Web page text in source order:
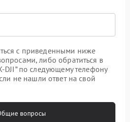
с приведенными ниже
либо обратиться в
DJI” по следующему телефону
не нашли ответ на свой
вопросы